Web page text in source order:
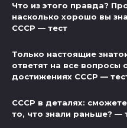
Что из этого правда?
насколько хорошо вы
СССР — тест
Только настоящие
ответят на все вопросы
достижениях СССР —
СССР в деталях:
то, что знали раньше? —